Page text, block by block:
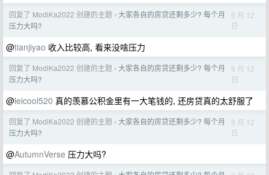
回复了 ModiKa2022 创建的主题 › 大家各自的房贷还剩多少? 每个月
压力大吗?
6 月 12
日
@tianjiyao 收入比较高, 看来没啥压力
回复了 ModiKa2022 创建的主题 › 大家各自的房贷还剩多少? 每个月
压力大吗?
6 月 12
日
@leicool520 真的羡慕公积金里有一大笔钱的, 还房贷真的太舒服了
回复了 ModiKa2022 创建的主题 › 大家各自的房贷还剩多少? 每个月
压力大吗?
6 月 12
日
@AutumnVerse 压力大吗?